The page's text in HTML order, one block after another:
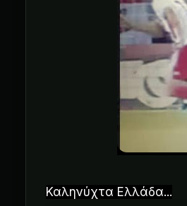
Καληνύχτα Ελλάδα...